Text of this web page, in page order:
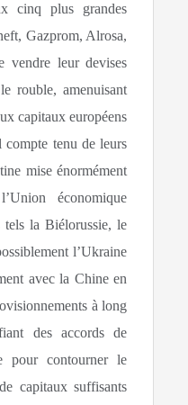
cinq plus grandes
Gazprom, Alrosa,
vendre leur devises
rouble, amenuisant
capitaux européens
tenu de leurs
mise énormément
économique
tels la Biélorussie, le
l’Ukraine
avec la Chine en
à long
des accords de
pour contourner le
capitaux suffisants